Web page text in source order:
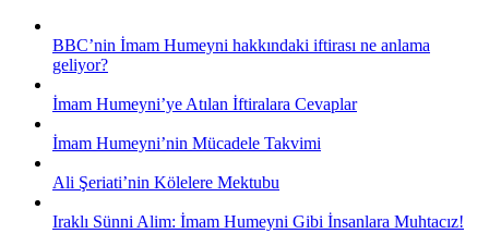
BBC’nin İmam Humeyni hakkındaki iftirası ne anlama
geliyor?
İmam Humeyni’ye Atılan İftiralara Cevaplar
İmam Humeyni’nin Mücadele Takvimi
Ali Şeriati’nin Kölelere Mektubu
Iraklı Sünni Alim: İmam Humeyni Gibi İnsanlara Muhtacız!